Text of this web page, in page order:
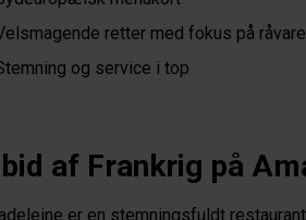
retter med fokus på
og service i top
bid af Frankrig på
er en stemningsfuldt